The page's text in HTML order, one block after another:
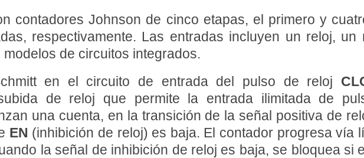
contadores Johnson de cinco etapas, el primero y
respectivamente. Las entradas incluyen un reloj,
de circuitos integrados.
en el circuito de entrada del pulso de reloj
de reloj que permite la entrada ilimitada de
una cuenta, en la transición de la señal positiva de
EN (inhibición de reloj) es baja. El contador progresa vía
la señal de inhibición de reloj es baja, se bloquea si